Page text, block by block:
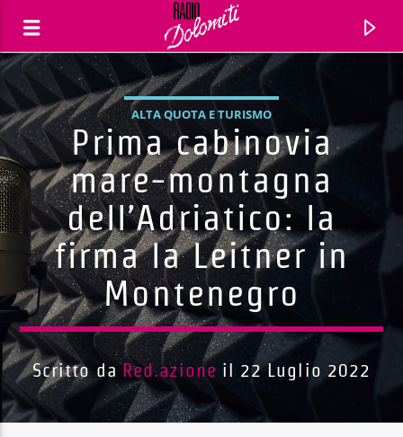
Traccia corrente
Titolo
Artista
ALTA QUOTA E TURISMO
Prima cabinovia
mare-montagna
dell’Adriatico: la
firma la Leitner in
Montenegro
Scritto daRed.azione il 22 Luglio 2022